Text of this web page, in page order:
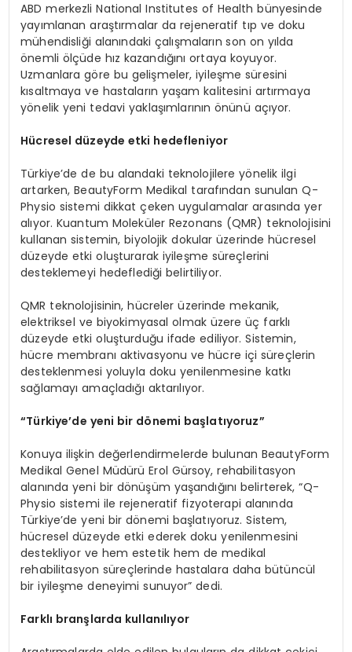
ABD merkezli National Institutes of Health bünyesinde
yayımlanan araştırmalar da rejeneratif tıp ve doku
mühendisliği alanındaki çalışmaların son on yılda
önemli ölçüde hız kazandığını ortaya koyuyor.
Uzmanlara göre bu gelişmeler, iyileşme süresini
kısaltmaya ve hastaların yaşam kalitesini artırmaya
yönelik yeni tedavi yaklaşımlarının önünü açıyor.
Hücresel düzeyde etki hedefleniyor
Türkiye’de de bu alandaki teknolojilere yönelik ilgi
artarken, BeautyForm Medikal tarafından sunulan Q-
Physio sistemi dikkat çeken uygulamalar arasında yer
alıyor. Kuantum Moleküler Rezonans (QMR) teknolojisini
kullanan sistemin, biyolojik dokular üzerinde hücresel
düzeyde etki oluşturarak iyileşme süreçlerini
desteklemeyi hedeflediği belirtiliyor.
QMR teknolojisinin, hücreler üzerinde mekanik,
elektriksel ve biyokimyasal olmak üzere üç farklı
düzeyde etki oluşturduğu ifade ediliyor. Sistemin,
hücre membranı aktivasyonu ve hücre içi süreçlerin
desteklenmesi yoluyla doku yenilenmesine katkı
sağlamayı amaçladığı aktarılıyor.
“Türkiye’de yeni bir dönemi başlatıyoruz”
Konuya ilişkin değerlendirmelerde bulunan BeautyForm
Medikal Genel Müdürü Erol Gürsoy, rehabilitasyon
alanında yeni bir dönüşüm yaşandığını belirterek, “Q-
Physio sistemi ile rejeneratif fizyoterapi alanında
Türkiye’de yeni bir dönemi başlatıyoruz. Sistem,
hücresel düzeyde etki ederek doku yenilenmesini
destekliyor ve hem estetik hem de medikal
rehabilitasyon süreçlerinde hastalara daha bütüncül
bir iyileşme deneyimi sunuyor” dedi.
Farklı branşlarda kullanılıyor